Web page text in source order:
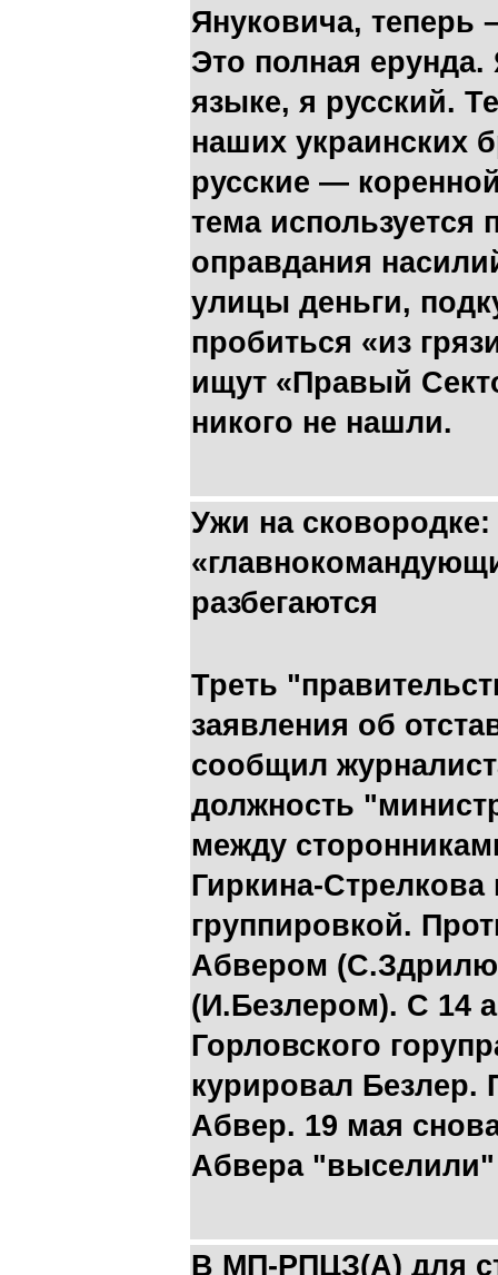
Януковича, теперь
Это полная
языке, я русский.
наших украинских
русские —
тема используется
оправдания
улицы деньги,
пробиться «из
ищут «Правый
никого не нашли.
Ужи на
разбегаются
Треть
заявления об
сообщил
должность
между
Гиркина-
группировкой.
Абвером
(И.Безлером). С 14
Горловского
курировал Безлер.
Абвер. 19 мая
Абвера "выселили"
В МП-РПЦЗ(А) для